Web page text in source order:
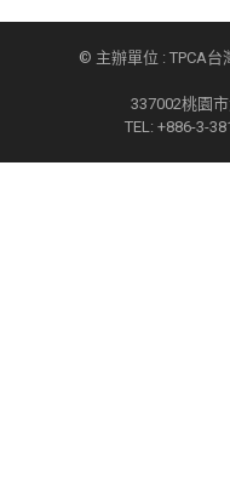
© 主辦單位 : TPCA台
337002桃園
TEL: +886-3-